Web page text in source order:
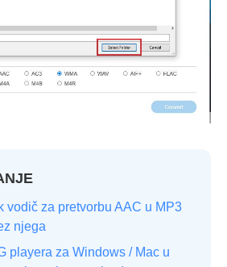
vodič za pretvorbu AAC u MP3
njega
playera za Windows / Mac u